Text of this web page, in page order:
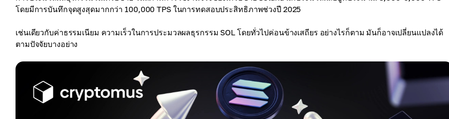
โดยมีการบันทึกจุดสูงสุดมากกว่า 100,000 TPS ในการทดสอบประสิทธิภาพช่วงปี 2025
เช่นเดียวกับค่าธรรมเนียม ความเร็วในการประมวลผลธุรกรรม SOL โดยทั่วไปค่อนข้างเสถียร อย่างไรก็ตาม มันก็อาจเปลี่ยนแปลงได้
ตามปัจจัยบางอย่าง